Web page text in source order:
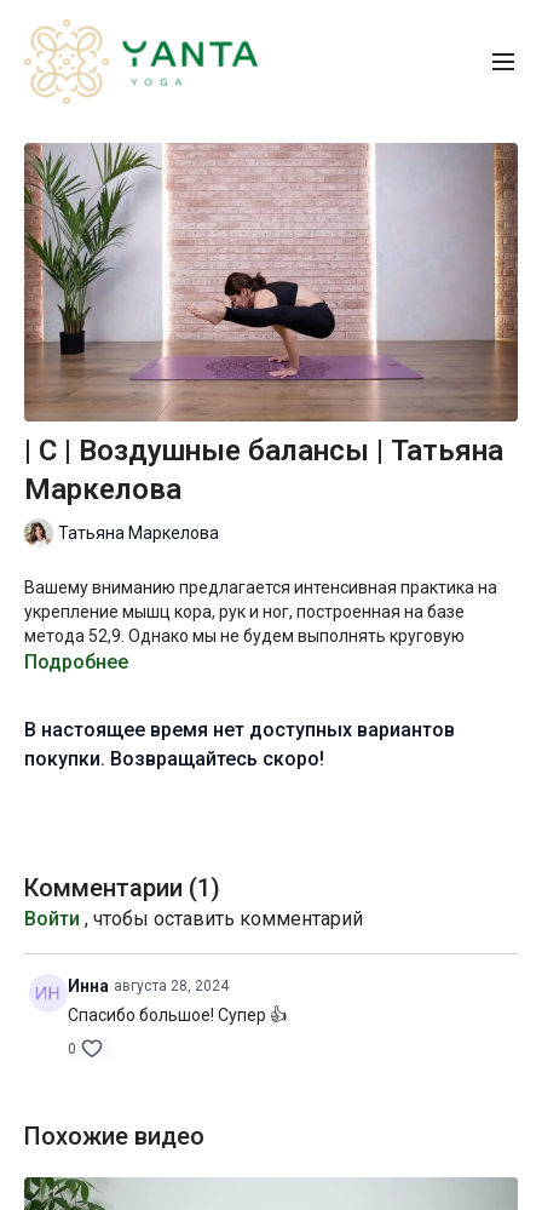
| С | Воздушные балансы | Татьяна
Маркелова
Татьяна Маркелова
Вашему вниманию предлагается интенсивная практика на
укрепление мышц кора, рук и ног, построенная на базе
метода 52,9. Однако мы не будем выполнять круговую
тренировку в интервальном режиме и проработаем все
В конце занятия я выделю время на самостоятельную
Желаю всем огненной практики!
Уровень подготовки:продвинутый (С)
Цель:выполнение связок из балансов на руках
Специфика:динамическая практика с акцентом на
укрепление мышц кора, бёдер и плечевого пояса
Оборудование:не потребуется
Продолжительность:
Подробнее
В настоящее время нет доступных вариантов
покупки. Возвращайтесь скоро!
Комментарии (1)
Войти , чтобы оставить комментарий
Инна августа 28, 2024
Спасибо большое! Супер 👍
0
Похожие видео